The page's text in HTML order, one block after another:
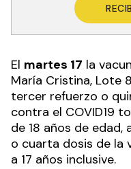
El martes 17 la
María Cristina, Lote
tercer refuerzo o
contra el COVID19
de 18 años de edad,
o cuarta dosis de la
a 17 años inclusive.